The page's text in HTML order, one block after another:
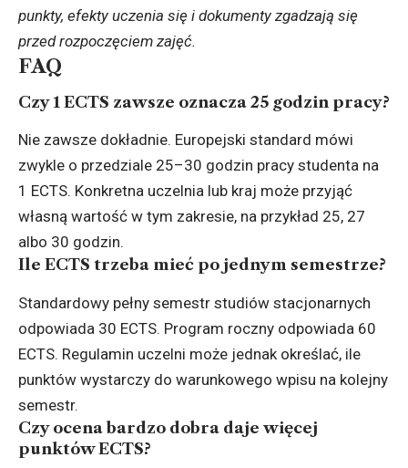
punkty, efekty uczenia się i dokumenty zgadzają się
przed rozpoczęciem zajęć.
FAQ
Czy 1 ECTS zawsze oznacza 25 godzin pracy?
Nie zawsze dokładnie. Europejski standard mówi
zwykle o przedziale 25–30 godzin pracy studenta na
1 ECTS. Konkretna uczelnia lub kraj może przyjąć
własną wartość w tym zakresie, na przykład 25, 27
albo 30 godzin.
Ile ECTS trzeba mieć po jednym semestrze?
Standardowy pełny semestr studiów stacjonarnych
odpowiada 30 ECTS. Program roczny odpowiada 60
ECTS. Regulamin uczelni może jednak określać, ile
punktów wystarczy do warunkowego wpisu na kolejny
semestr.
Czy ocena bardzo dobra daje więcej
punktów ECTS?